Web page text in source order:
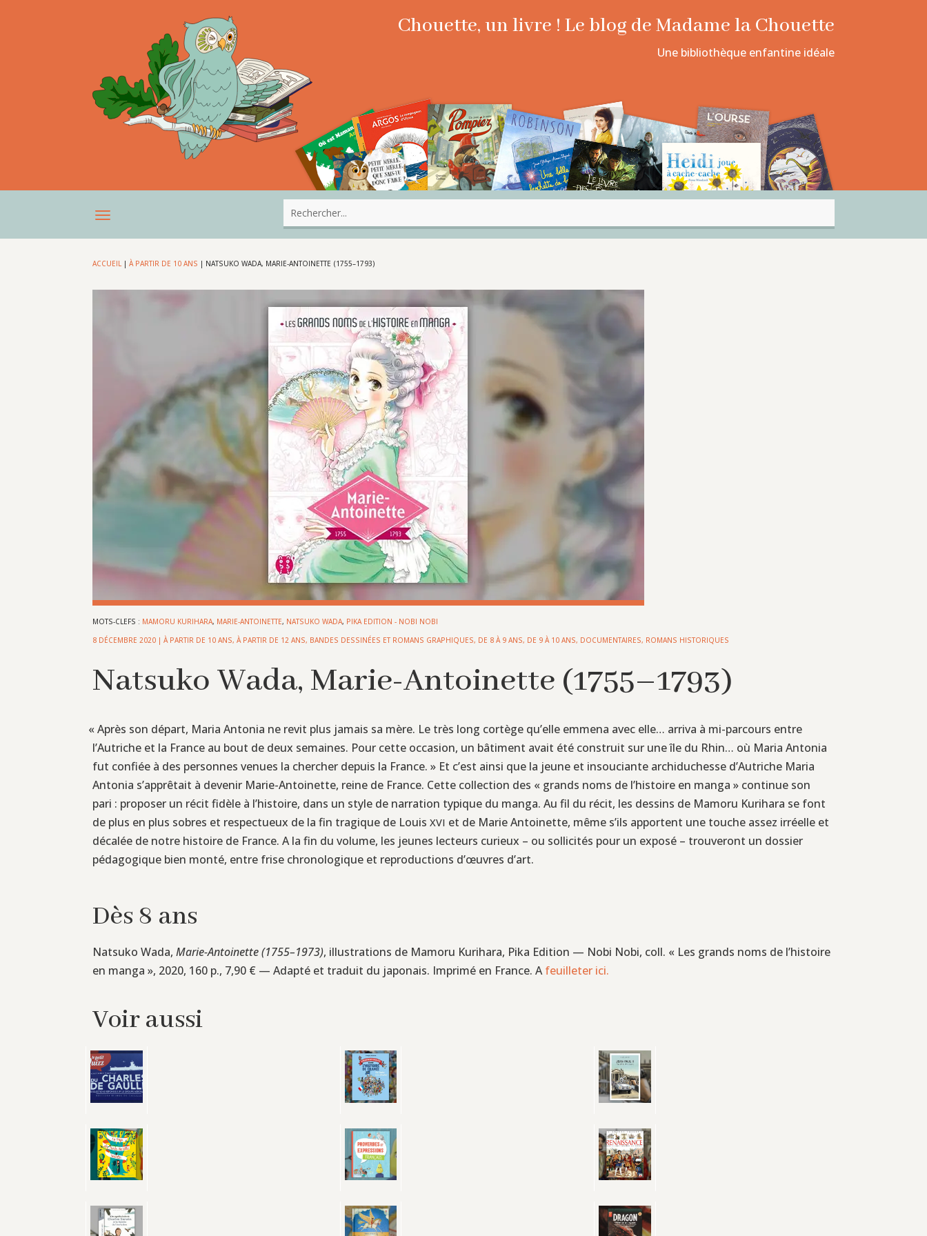
Chouette, un livre ! Le blog de Madame la Chouette
Une bibliothèque enfantine idéale
ACCUEIL |À PARTIR DE 10 ANS | NATSUKO WADA, MARIE-ANTOINETTE (1755–1793)
MOTS-CLEFS : MAMORU KURIHARA, MARIE-ANTOINETTE, NATSUKO WADA, PIKA EDITION - NOBI NOBI
8 DÉCEMBRE 2020 |À PARTIR DE 10 ANS,À PARTIR DE 12 ANS, BANDES DESSINÉES ET ROMANS GRAPHIQUES, DE 8 À 9 ANS, DE 9 À 10 ANS, DOCUMENTAIRES, ROMANS HISTORIQUES
Natsuko Wada, Marie-Antoinette (1755–1793)
« Après son départ, Maria Antonia ne revit plus jamais sa mère. Le très long cortège qu’elle emmena avec elle… arriva à mi-parcours entre
l’Autriche et la France au bout de deux semaines. Pour cette occasion, un bâtiment avait été construit sur une île du Rhin… où Maria Antonia
fut confiée à des personnes venues la chercher depuis la France. » Et c’est ainsi que la jeune et insouciante archiduchesse d’Autriche Maria
Antonia s’apprêtait à devenir Marie-Antoinette, reine de France. Cette collection des « grands noms de l’histoire en manga » continue son
pari : proposer un récit fidèle à l’histoire, dans un style de narration typique du manga. Au fil du récit, les dessins de Mamoru Kurihara se font
de plus en plus sobres et respectueux de la fin tragique de LouisXVI et de Marie Antoinette, même s’ils apportent une touche assez irréelle et
décalée de notre histoire de France. A la fin du volume, les jeunes lecteurs curieux – ou sollicités pour un exposé – trouveront un dossier
pédagogique bien monté, entre frise chronologique et reproductions d’œuvres d’art.
Dès 8 ans
Natsuko Wada,Marie-Antoinette (1755–1973), illustrations de Mamoru Kurihara, Pika Edition — Nobi Nobi, coll. « Les grands noms de l’histoire
en manga », 2020, 160 p., 7,90 € — Adapté et traduit du japonais. Imprimé en France. Afeuilleter ici.
Voir aussi